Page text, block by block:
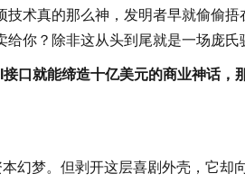
术真的那么神，发明者早就偷偷
你？除非这从头到尾就是一场庞氏
口就能缔造十亿美元的商业神话，
幻梦。但剥开这层喜剧外壳，它却